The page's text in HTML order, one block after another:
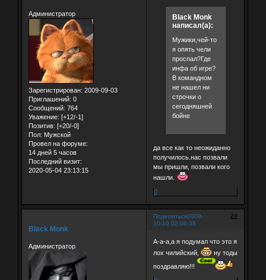
Администратор
Зарегистрирован: 2009-09-03
Приглашений: 0
Сообщений: 764
Уважение: [+12/-1]
Позитив: [+20/-0]
Пол: Мужской
Провел на форуме:
14 дней 5 часов
Последний визит:
2020-05-04 23:13:15
Black Monk
написал(а):
Мужики,чей-то
я опять чели
проспал?Где
инфа об игре?
В командном
не нашел ни
строчки о
сегодняшней
бойне
да все как то неожиданно
получилось.нас позвали
мы пришли, позвали кого
нашли.
0
Поделиться 24
2009-
10-10 02:06:38
Black Monk
Администратор
А-а-а,а я подумал что это я
лох чилийский,
ну тоды
поздравляю!!!